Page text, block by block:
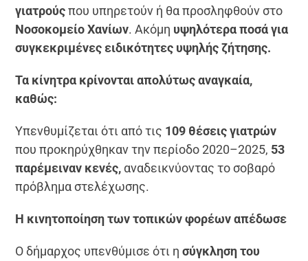
γιατρούςπου υπηρετούν ή θα προσληφθούν στο
Νοσοκομείο Χανίων. Ακόμη υψηλότερα ποσά για
συγκεκριμένες ειδικότητες υψηλής ζήτησης.
Τα κίνητρα κρίνονται απολύτως αναγκαία,
καθώς:
Υπενθυμίζεται ότι από τις 109 θέσεις γιατρών
που προκηρύχθηκαν την περίοδο 2020–2025, 53
παρέμειναν κενές, αναδεικνύοντας το σοβαρό
πρόβλημα στελέχωσης.
Η κινητοποίηση των τοπικών φορέων απέδωσε
Ο δήμαρχος υπενθύμισε ότι ησύγκληση του